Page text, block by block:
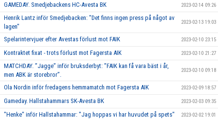
GAMEDAY. Smedjebackens HC-Avesta BK 2023-02-14 09:26
Henrik Lantz inför Smedjebacken: "Det finns ingen press på något av
lagen"
2023-02-13 19:03
Spelarintervjuer efter Avestas förlust mot FAIK 2023-02-10 23:15
Kontraktet fixat - trots förlust mot Fagersta AIK 2023-02-10 21:27
MATCHDAY. ”Jagge” inför bruksderbyt: ”FAIK kan få vara bäst i år,
men ABK är storebror”.
2023-02-10 09:18
Ola Nordin inför fredagens hemmamatch mot Fagersta AIK 2023-02-09 18:57
Gameday. Hallstahammars SK-Avesta BK 2023-02-03 09:35
"Henke" inför Hallstahammar: "Jag hoppas vi har huvudet på spets" 2023-02-02 19:01